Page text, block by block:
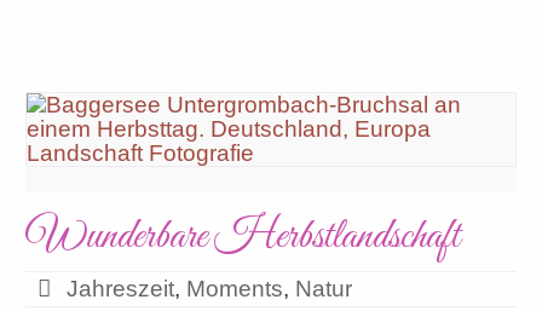
Wunderbare Herbstlandschaft
Jahreszeit, Moments, Natur